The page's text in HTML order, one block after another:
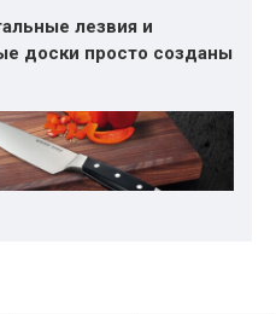
лезвия и
доски просто созданы